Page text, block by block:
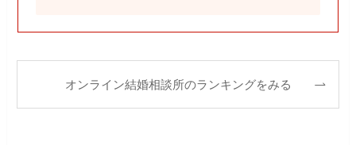
オンライン結婚相談所のランキングをみる